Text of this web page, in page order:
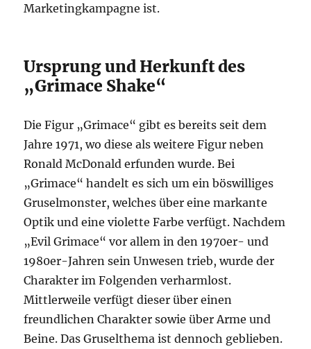
Marketingkampagne ist.
Ursprung und Herkunft des
„Grimace Shake“
Die Figur „Grimace“ gibt es bereits seit dem
Jahre 1971, wo diese als weitere Figur neben
Ronald McDonald erfunden wurde. Bei
„Grimace“ handelt es sich um ein böswilliges
Gruselmonster, welches über eine markante
Optik und eine violette Farbe verfügt. Nachdem
„Evil Grimace“ vor allem in den 1970er- und
1980er-Jahren sein Unwesen trieb, wurde der
Charakter im Folgenden verharmlost.
Mittlerweile verfügt dieser über einen
freundlichen Charakter sowie über Arme und
Beine. Das Gruselthema ist dennoch geblieben.